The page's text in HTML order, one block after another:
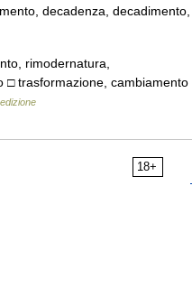
decadenza, decadimento,
rimodernatura,
□ trasformazione, cambiamento
18+